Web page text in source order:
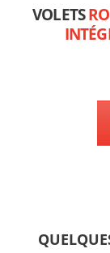
VOLETS